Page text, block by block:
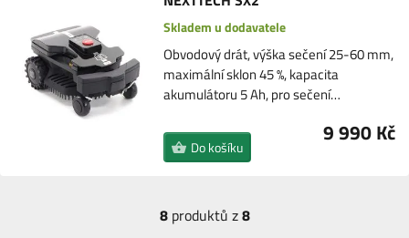
Skladem u dodavatele
Obvodový drát, výška sečení 25-60 mm,
maximální sklon 45 %, kapacita
akumulátoru 5 Ah, pro sečení…
9 990 Kč
Do košíku
8produktů z8